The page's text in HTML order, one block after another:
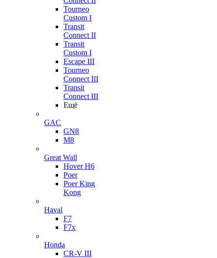
Tourneo
Custom I
Transit
Connect II
Transit
Custom I
Escape III
Tourneo
Connect III
Transit
Connect III
Ещё
GAC
GN8
M8
Great Wall
Hover H6
Poer
Poer King
Kong
Haval
F7
F7x
Honda
CR-V III